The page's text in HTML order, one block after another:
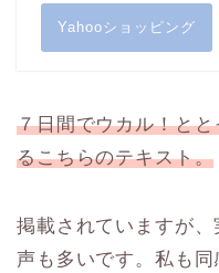
Yahooショッピング
７日間でウカル！と
るこちらのテキスト。
掲載されていますが
声も多いです。私も同